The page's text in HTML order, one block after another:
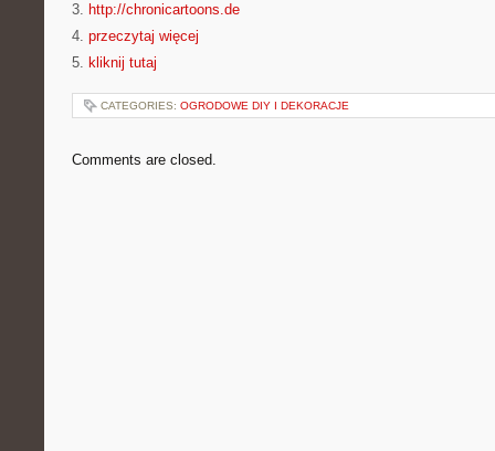
3. http://chronicartoons.de
4. przeczytaj więcej
5. kliknij tutaj
CATEGORIES: OGRODOWE DIY I DEKORACJE
Comments are closed.